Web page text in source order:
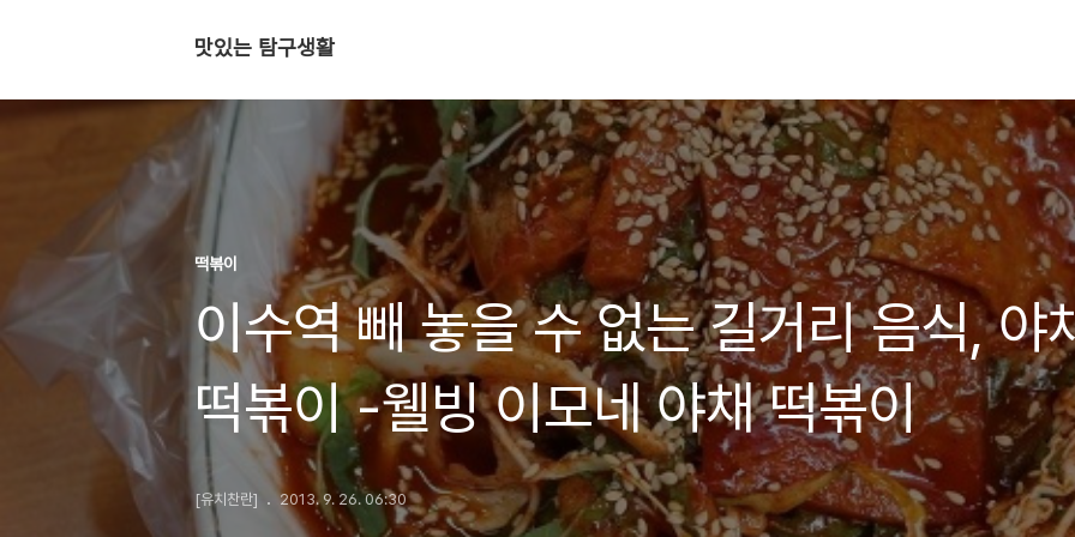
맛있는 탐구생활
떡볶이
이수역 빼 놓을 수 없는 길거리 음식, 야
떡볶이 -웰빙 이모네 야채 떡볶이
[유치찬란] 2013. 9. 26. 06:30